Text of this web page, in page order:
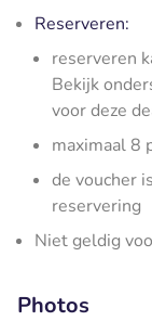
Reserveren:
reserveren
Bekijk
voor deze
maximaal 8
de voucher
reservering
Niet geldig
Photos